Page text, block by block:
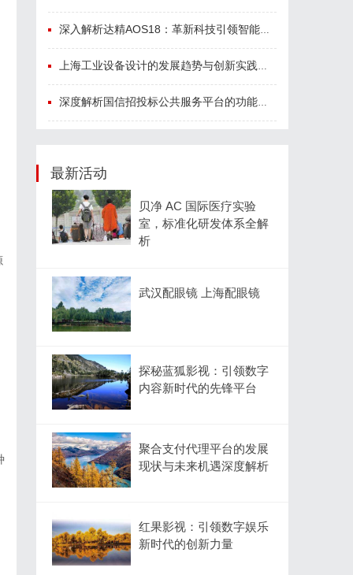
深入解析达精AOS18：革新科技引领智能未来的新纪元
上海工业设备设计的发展趋势与创新实践探索
深度解析国信招投标公共服务平台的功能与优势
最新活动
贝净 AC 国际医疗实验
室，标准化研发体系全解
析
武汉配眼镜 上海配眼镜
探秘蓝狐影视：引领数字
内容新时代的先锋平台
聚合支付代理平台的发展
现状与未来机遇深度解析
红果影视：引领数字娱乐
新时代的创新力量